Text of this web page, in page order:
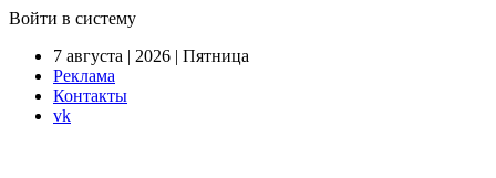
Войти в систему
7 августа | 2026 | Пятница
Реклама
Контакты
vk